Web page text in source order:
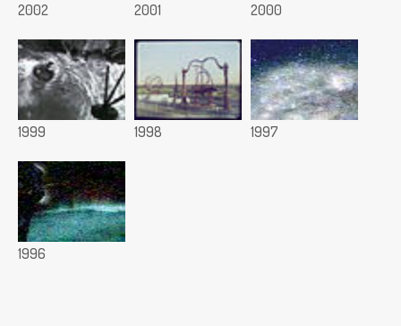
2002 2001 2000
1999 1998 1997
1996